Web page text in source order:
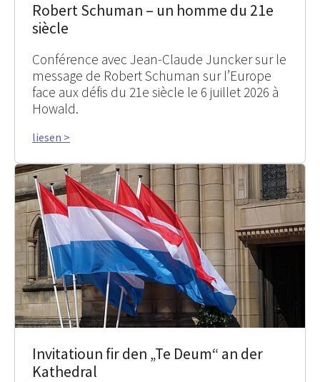
Robert Schuman – un homme du 21e
siècle
Conférence avec Jean-Claude Juncker sur le
message de Robert Schuman sur l’Europe
face aux défis du 21e siècle le 6 juillet 2026 à
Howald.
liesen >
Invitatioun fir den „Te Deum“ an der
Kathedral